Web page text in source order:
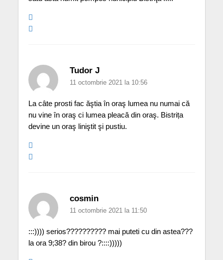
Tudor J
11 octombrie 2021 la 10:56
La câte prosti fac ăştia în oraş lumea nu numai că
nu vine în oraş ci lumea pleacă din oraş. Bistrița
devine un oraş liniştit şi pustiu.
cosmin
11 octombrie 2021 la 11:50
:::)))) serios?????????? mai puteti cu din astea???
la ora 9;38? din birou ?::::)))))